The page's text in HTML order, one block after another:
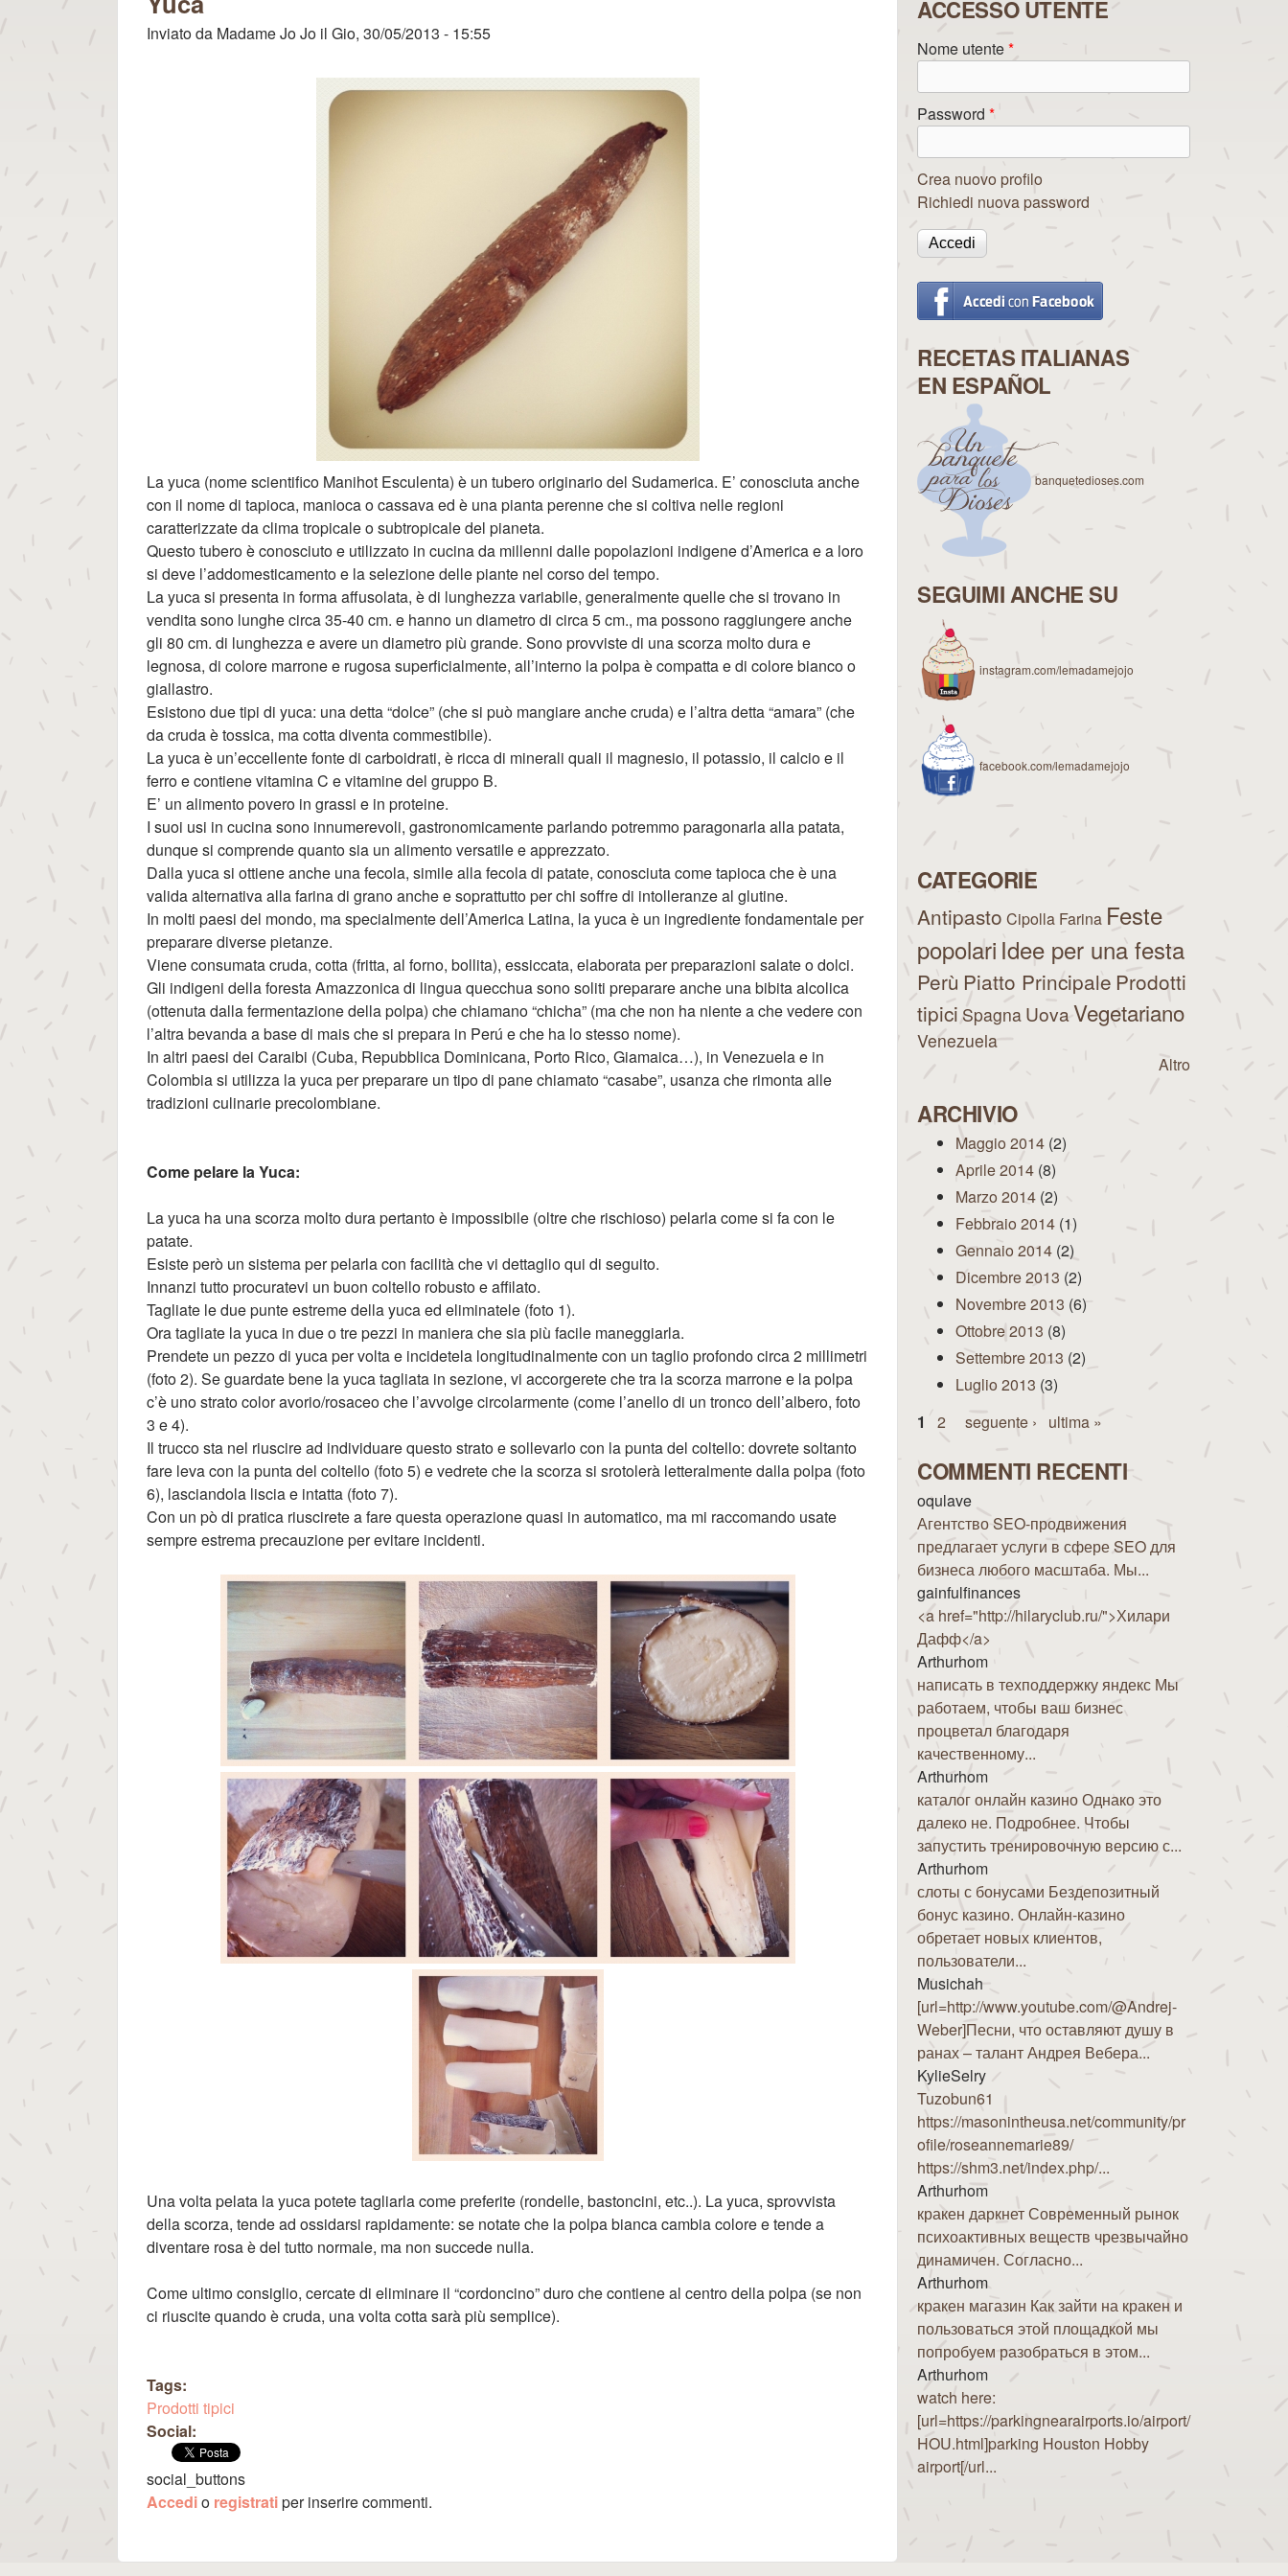
per gli Dei
Inviato da Madame Jo Jo il Gio, 30/05/2013 - 15:55
La yuca (nome scientifico Manihot Esculenta) è un tubero originario del Sudamerica. E’ conosciuta anche
con il nome di tapioca, manioca o cassava ed è una pianta perenne che si coltiva nelle regioni
caratterizzate da clima tropicale o subtropicale del pianeta.
Questo tubero è conosciuto e utilizzato in cucina da millenni dalle popolazioni indigene d’America e a loro
si deve l’addomesticamento e la selezione delle piante nel corso del tempo.
La yuca si presenta in forma affusolata, è di lunghezza variabile, generalmente quelle che si trovano in
vendita sono lunghe circa 35-40 cm. e hanno un diametro di circa 5 cm., ma possono raggiungere anche
gli 80 cm. di lunghezza e avere un diametro più grande. Sono provviste di una scorza molto dura e
legnosa, di colore marrone e rugosa superficialmente, all’interno la polpa è compatta e di colore bianco o
giallastro.
Esistono due tipi di yuca: una detta “dolce” (che si può mangiare anche cruda) e l’altra detta “amara” (che
da cruda è tossica, ma cotta diventa commestibile).
La yuca è un’eccellente fonte di carboidrati, è ricca di minerali quali il magnesio, il potassio, il calcio e il
ferro e contiene vitamina C e vitamine del gruppo B.
E’ un alimento povero in grassi e in proteine.
I suoi usi in cucina sono innumerevoli, gastronomicamente parlando potremmo paragonarla alla patata,
dunque si comprende quanto sia un alimento versatile e apprezzato.
Dalla yuca si ottiene anche una fecola, simile alla fecola di patate, conosciuta come tapioca che è una
valida alternativa alla farina di grano anche e soprattutto per chi soffre di intolleranze al glutine.
In molti paesi del mondo, ma specialmente dell’America Latina, la yuca è un ingrediente fondamentale per
preparare diverse pietanze.
Viene consumata cruda, cotta (fritta, al forno, bollita), essiccata, elaborata per preparazioni salate o dolci.
Gli indigeni della foresta Amazzonica di lingua quecchua sono soliti preparare anche una bibita alcolica
(ottenuta dalla fermentazione della polpa) che chiamano “chicha” (ma che non ha niente a che vedere con
l’altra bevanda a base di mais che si prepara in Perú e che ha lo stesso nome).
In altri paesi dei Caraibi (Cuba, Repubblica Dominicana, Porto Rico, Giamaica…), in Venezuela e in
Colombia si utilizza la yuca per preparare un tipo di pane chiamato “casabe”, usanza che rimonta alle
tradizioni culinarie precolombiane.
Come pelare la Yuca:
La yuca ha una scorza molto dura pertanto è impossibile (oltre che rischioso) pelarla come si fa con le
patate.
Esiste però un sistema per pelarla con facilità che vi dettaglio qui di seguito.
Innanzi tutto procuratevi un buon coltello robusto e affilato.
Tagliate le due punte estreme della yuca ed eliminatele (foto 1).
Ora tagliate la yuca in due o tre pezzi in maniera che sia più facile maneggiarla.
Prendete un pezzo di yuca per volta e incidetela longitudinalmente con un taglio profondo circa 2 millimetri
(foto 2). Se guardate bene la yuca tagliata in sezione, vi accorgerete che tra la scorza marrone e la polpa
c’è uno strato color avorio/rosaceo che l’avvolge circolarmente (come l’anello di un tronco dell’albero, foto
3 e 4).
Il trucco sta nel riuscire ad individuare questo strato e sollevarlo con la punta del coltello: dovrete soltanto
fare leva con la punta del coltello (foto 5) e vedrete che la scorza si srotolerà letteralmente dalla polpa (foto
6), lasciandola liscia e intatta (foto 7).
Con un pò di pratica riuscirete a fare questa operazione quasi in automatico, ma mi raccomando usate
sempre estrema precauzione per evitare incidenti.
Una volta pelata la yuca potete tagliarla come preferite (rondelle, bastoncini, etc..). La yuca, sprovvista
della scorza, tende ad ossidarsi rapidamente: se notate che la polpa bianca cambia colore e tende a
diventare rosa è del tutto normale, ma non succede nulla.
Come ultimo consiglio, cercate di eliminare il “cordoncino” duro che contiene al centro della polpa (se non
ci riuscite quando è cruda, una volta cotta sarà più semplice).
Tags:
Prodotti tipici
Social:
social_buttons
Accedio registratiper inserire commenti.
ACCESSO UTENTE
Nome utente*
Password *
Crea nuovo profilo
Richiedi nuova password
RECETAS ITALIANAS
EN ESPAÑOL
banquetedioses.com
SEGUIMI ANCHE SU
instagram.com/lemadamejojo
facebook.com/lemadamejojo
CATEGORIE
Antipasto Cipolla Farina Feste
popolari Idee per una festa
Perù Piatto Principale Prodotti
tipici Spagna UovaVegetariano
Venezuela
Altro
ARCHIVIO
Maggio 2014 (2)
Aprile 2014 (8)
Marzo 2014 (2)
Febbraio 2014 (1)
Gennaio 2014 (2)
Dicembre 2013 (2)
Novembre 2013 (6)
Ottobre 2013 (8)
Settembre 2013 (2)
Luglio 2013 (3)
Pagine
1 2 seguente › ultima »
COMMENTI RECENTI
oqulave
Агентство SEO-продвижения
предлагает услуги в сфере SEO для
бизнеса любого масштаба. Мы...
gainfulfinances
<a href="http://hilaryclub.ru/">Хилари
Дафф</a>
Arthurhom
написать в техподдержку яндекс Мы
работаем, чтобы ваш бизнес
процветал благодаря
качественному...
Arthurhom
каталог онлайн казино Однако это
далеко не. Подробнее. Чтобы
запустить тренировочную версию с...
Arthurhom
слоты с бонусами Бездепозитный
бонус казино. Онлайн-казино
обретает новых клиентов,
пользователи...
Musichah
[url=http://www.youtube.com/@Andrej-
Weber]Песни, что оставляют душу в
ранах – талант Андрея Вебера...
KylieSelry
Tuzobun61
https://masonintheusa.net/community/pr
ofile/roseannemarie89/
https://shm3.net/index.php/...
Arthurhom
кракен даркнет Современный рынок
психоактивных веществ чрезвычайно
динамичен. Согласно...
Arthurhom
кракен магазин Как зайти на кракен и
пользоваться этой площадкой мы
попробуем разобраться в этом...
Arthurhom
watch here:
[url=https://parkingnearairports.io/airport/
HOU.html]parking Houston Hobby
airport[/url...